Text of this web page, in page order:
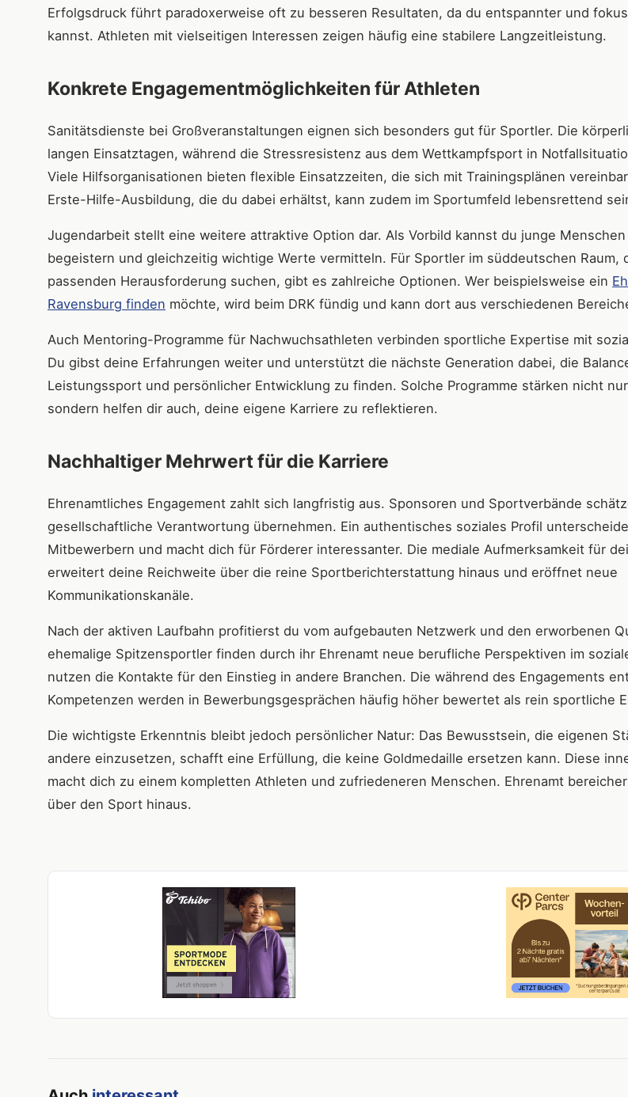
Erfolgsdruck führt paradoxerweise oft zu besseren Resultaten, da du entspannter und
kannst. Athleten mit vielseitigen Interessen zeigen häufig eine stabilere Langzeitleistung.
Konkrete Engagementmöglichkeiten für Athleten
Sanitätsdienste bei Großveranstaltungen eignen sich besonders gut für Sportler. Die
langen Einsatztagen, während die Stressresistenz aus dem Wettkampfsport in
Viele Hilfsorganisationen bieten flexible Einsatzzeiten, die sich mit Trainingsplänen
Erste-Hilfe-Ausbildung, die du dabei erhältst, kann zudem im Sportumfeld lebensrettend
Jugendarbeit stellt eine weitere attraktive Option dar. Als Vorbild kannst du junge
begeistern und gleichzeitig wichtige Werte vermitteln. Für Sportler im süddeutschen Raum,
passenden Herausforderung suchen, gibt es zahlreiche Optionen. Wer beispielsweise ein
Ravensburg finden möchte, wird beim DRK fündig und kann dort aus verschiedenen
Auch Mentoring-Programme für Nachwuchsathleten verbinden sportliche Expertise mit
Du gibst deine Erfahrungen weiter und unterstützt die nächste Generation dabei, die
Leistungssport und persönlicher Entwicklung zu finden. Solche Programme stärken nicht
sondern helfen dir auch, deine eigene Karriere zu reflektieren.
Nachhaltiger Mehrwert für die Karriere
Ehrenamtliches Engagement zahlt sich langfristig aus. Sponsoren und Sportverbände
gesellschaftliche Verantwortung übernehmen. Ein authentisches soziales Profil
Mitbewerbern und macht dich für Förderer interessanter. Die mediale Aufmerksamkeit für
erweitert deine Reichweite über die reine Sportberichterstattung hinaus und eröffnet neue
Kommunikationskanäle.
Nach der aktiven Laufbahn profitierst du vom aufgebauten Netzwerk und den erworbenen
ehemalige Spitzensportler finden durch ihr Ehrenamt neue berufliche Perspektiven im
nutzen die Kontakte für den Einstieg in andere Branchen. Die während des Engagements
Kompetenzen werden in Bewerbungsgesprächen häufig höher bewertet als rein sportliche
Die wichtigste Erkenntnis bleibt jedoch persönlicher Natur: Das Bewusstsein, die eigenen
andere einzusetzen, schafft eine Erfüllung, die keine Goldmedaille ersetzen kann. Diese
macht dich zu einem kompletten Athleten und zufriedeneren Menschen. Ehrenamt
über den Sport hinaus.